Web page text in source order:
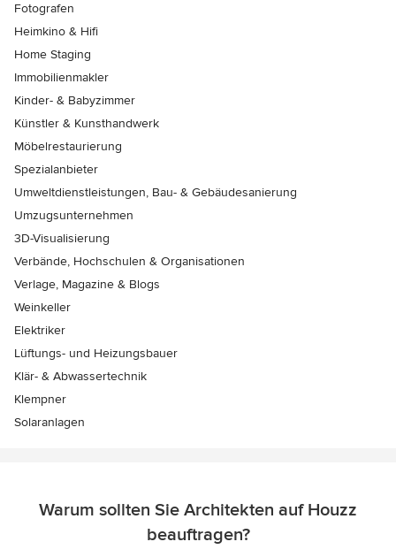
Fotografen
Heimkino & Hifi
Home Staging
Immobilienmakler
Kinder- & Babyzimmer
Künstler & Kunsthandwerk
Möbelrestaurierung
Spezialanbieter
Umweltdienstleistungen, Bau- & Gebäudesanierung
Umzugsunternehmen
3D-Visualisierung
Verbände, Hochschulen & Organisationen
Verlage, Magazine & Blogs
Weinkeller
Elektriker
Lüftungs- und Heizungsbauer
Klär- & Abwassertechnik
Klempner
Solaranlagen
Warum sollten Sie Architekten auf Houzz
beauftragen?